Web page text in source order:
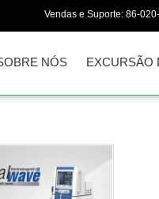
Vendas e Suporte: 86-
NÓS EXCURSÃO